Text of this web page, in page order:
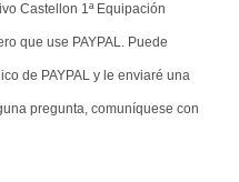
Castellon 1ª Equipación
que use PAYPAL. Puede
de PAYPAL y le enviaré una
pregunta, comuníquese con